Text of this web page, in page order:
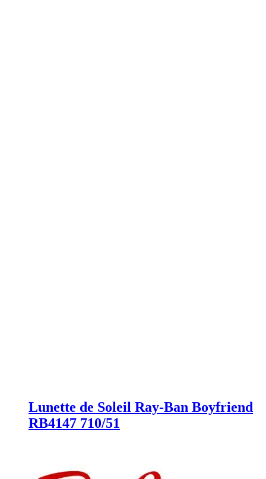
Lunette de Soleil Ray-Ban Boyfriend
RB4147 710/51